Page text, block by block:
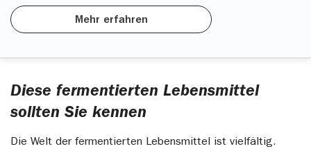
Mehr erfahren
Diese fermentierten Lebensmittel
sollten Sie kennen
Die Welt der fermentierten Lebensmittel ist vielfältig.